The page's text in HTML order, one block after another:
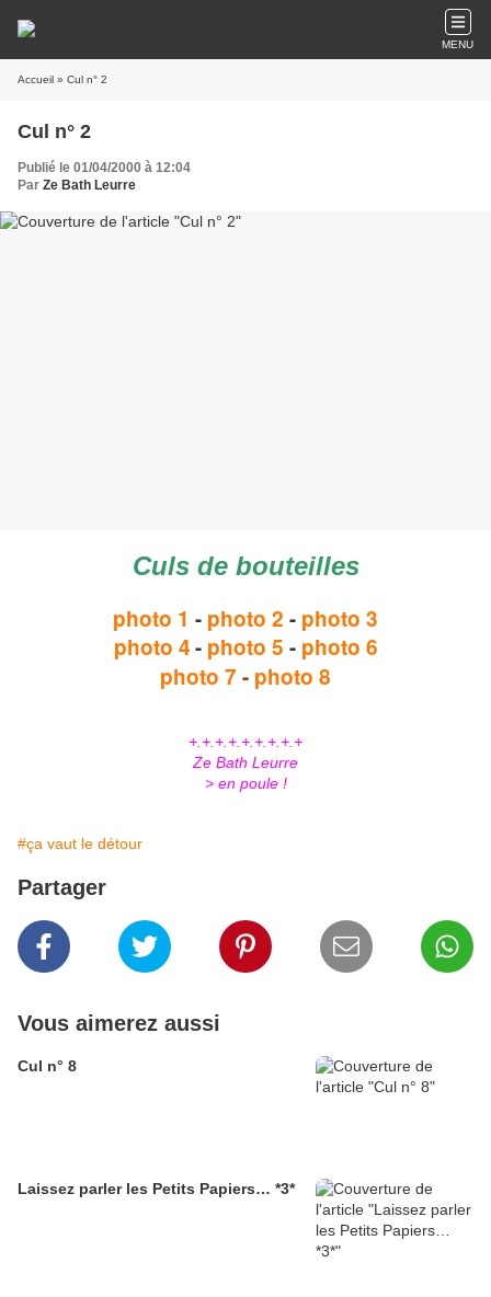
MENU
Accueil » Cul n° 2
Cul n° 2
Publié le 01/04/2000 à 12:04
Par Ze Bath Leurre
Culs de bouteilles
photo 1 - photo 2 - photo 3
photo 4- photo 5 - photo 6
photo 7 - photo 8
+.+.+.+.+.+.+.+.+
Ze Bath Leurre
> en poule !
#ça vaut le détour
Partager
Vous aimerez aussi
Cul n° 8
Laissez parler les Petits Papiers… *3*